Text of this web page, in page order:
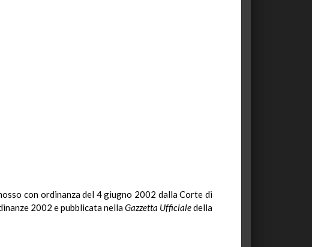
con ordinanza del 4 giugno 2002 dalla Corte di
2002 e pubblicata nellaGazzetta Ufficialedella